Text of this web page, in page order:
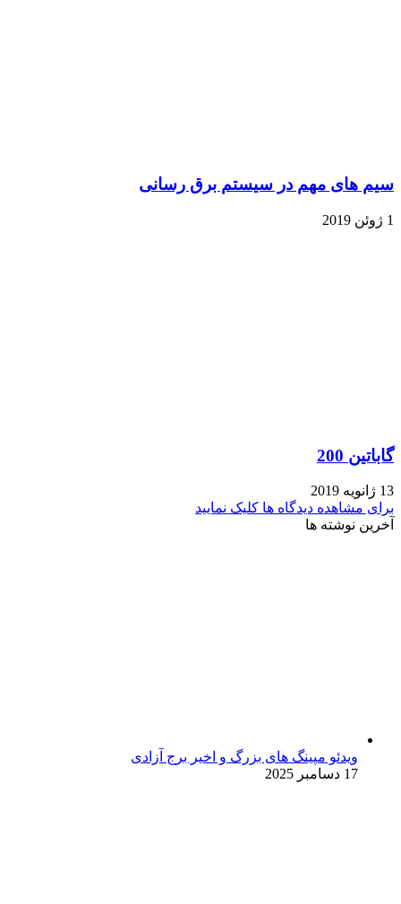
های مهم در سیستم برق رسانی
200
2019
مشاهده دیدگاه ها کلیک نمایید
نوشته ها
ویدئو مپینگ های بزرگ و اخیر برج آزادی
17 دسامبر 2025